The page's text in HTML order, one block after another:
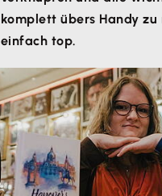
komplett übers Handy zu
einfach top.